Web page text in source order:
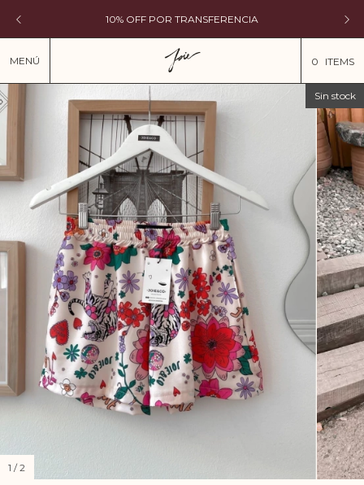
10% OFF POR TRANSFERENCIA
MENÚ 0 ITEMS
Sin stock
1 /2